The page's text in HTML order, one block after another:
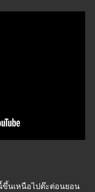
ขึ้นเหนือไปต๊ะต่อนยอน